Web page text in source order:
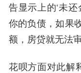
告显示上的‘未还
你的负债，如果
额，房贷就无法
花呗方面对此解